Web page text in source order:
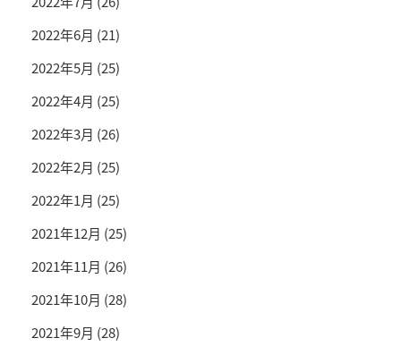
2022年6月 (21)
2022年5月 (25)
2022年4月 (25)
2022年3月 (26)
2022年2月 (25)
2022年1月 (25)
2021年12月 (25)
2021年11月 (26)
2021年10月 (28)
2021年9月 (28)